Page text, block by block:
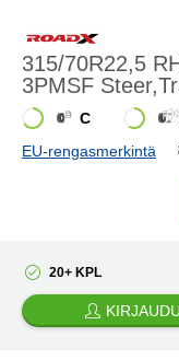
315/70R22,5
3PMSF
C
EU-rengasmerkintä
20+ KPL